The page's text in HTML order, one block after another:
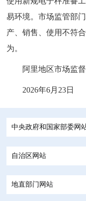
易环境。市场监管部
产、销售、使用不符
为。
阿里地区市场监
2026年6月23日
中央政府和国家部委网
自治区网站
地直部门网站